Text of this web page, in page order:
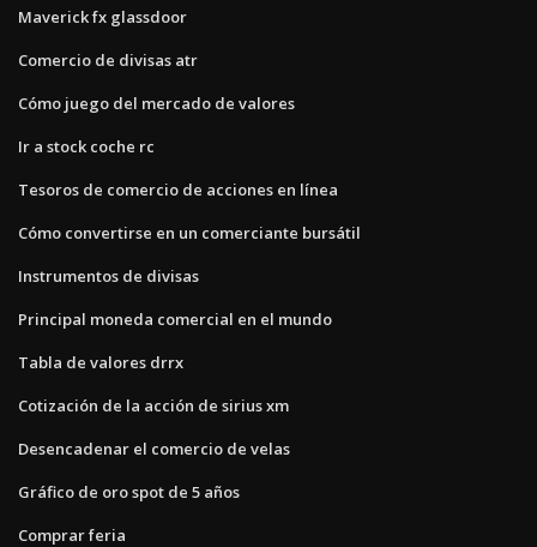
Maverick fx glassdoor
Comercio de divisas atr
Cómo juego del mercado de valores
Ir a stock coche rc
Tesoros de comercio de acciones en línea
Cómo convertirse en un comerciante bursátil
Instrumentos de divisas
Principal moneda comercial en el mundo
Tabla de valores drrx
Cotización de la acción de sirius xm
Desencadenar el comercio de velas
Gráfico de oro spot de 5 años
Comprar feria